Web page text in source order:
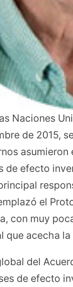
Naciones
de 2015,
de efecto
el
con muy
que acecha
del
de efecto